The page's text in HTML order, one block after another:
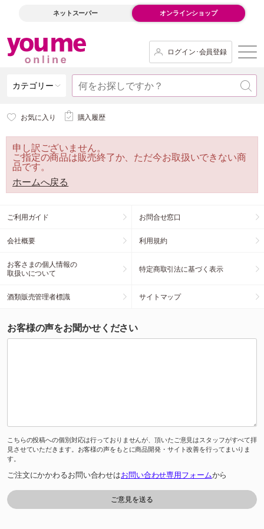
ネットスーパー オンラインショップ
ログイン･会員登録
カテゴリー
お気に入り 購入履歴
申し訳ございません。
ご指定の商品は販売終了か、ただ今お取扱いできない商
品です。
ホームへ戻る
ご利用ガイド お問合せ窓口
会社概要 利用規約
お客さまの個人情報の
取扱いについて
特定商取引法に基づく表示
酒類販売管理者標識 サイトマップ
お客様の声をお聞かせください
こちらの投稿への個別対応は行っておりませんが、頂いたご意見はスタッフがすべて拝
見させていただきます。お客様の声をもとに商品開発・サイト改善を行ってまいりま
す。
ご注文にかかわるお問い合わせはお問い合わせ専用フォームから